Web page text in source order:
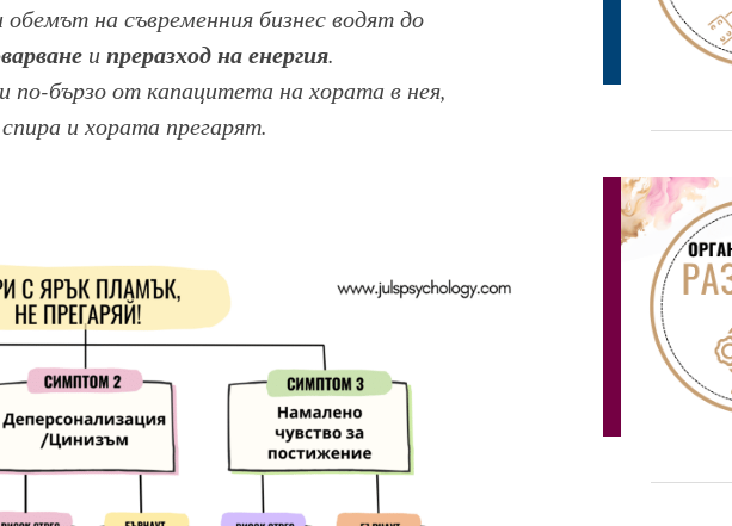
на съвременния бизнес водят до
ипреразход на енергия.
бързо от капацитета на хората в нея,
и хората прегарят.